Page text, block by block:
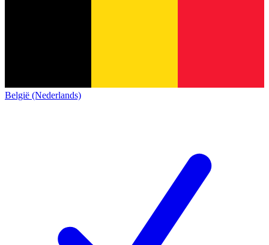
België (Nederlands)